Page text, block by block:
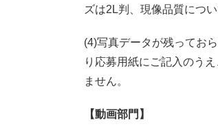
ズは2L判、現像品質につ
(4)写真データが残ってお
り応募用紙にご記入のう
ません。
【動画部門】